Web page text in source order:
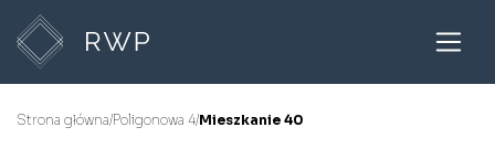
Strona główna/Poligonowa 4/Mieszkanie 40